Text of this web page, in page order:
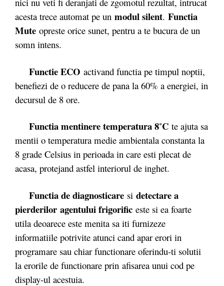
acesta trece automat pe un modul silent. Functia
Mute opreste orice sunet, pentru a te bucura de un
somn intens.
Functie ECO activand functia pe timpul noptii,
benefiezi de o reducere de pana la 60% a energiei, in
decursul de 8 ore.
Functia mentinere temperatura 8˚C te ajuta sa
mentii o temperatura medie ambientala constanta la
8 grade Celsius in perioada in care esti plecat de
acasa, protejand astfel interiorul de inghet.
Functia de diagnosticare si detectare a
pierderilor agentului frigorific este si ea foarte
utila deoarece este menita sa iti furnizeze
informatiile potrivite atunci cand apar erori in
programare sau chiar functionare oferindu-ti solutii
la erorile de functionare prin afisarea unui cod pe
display-ul acestuia.